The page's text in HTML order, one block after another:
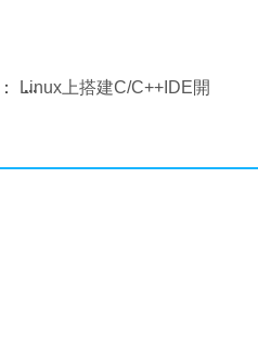
Linux上搭建C/C++IDE開